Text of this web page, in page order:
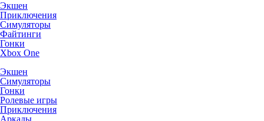
Экшен
Приключения
Симуляторы
Файтинги
Гонки
Xbox One
Экшен
Симуляторы
Гонки
Ролевые игры
Приключения
Аркады